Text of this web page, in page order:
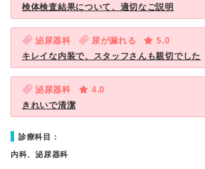
検体検査結果について、適切なご説明
泌尿器科 尿が漏れる
5.0
キレイな内装で、スタッフさんも親切でした
泌尿器科
4.0
きれいで清潔
診療科目：
内科、泌尿器科